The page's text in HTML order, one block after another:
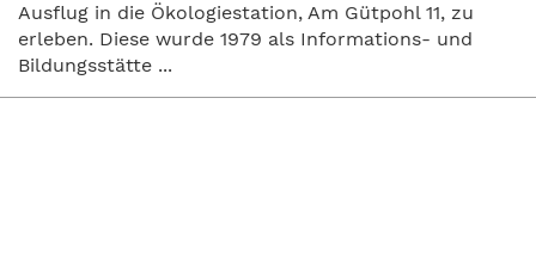
Ausflug in die Ökologiestation, Am Gütpohl 11, zu
erleben. Diese wurde 1979 als Informations- und
Bildungsstätte ...